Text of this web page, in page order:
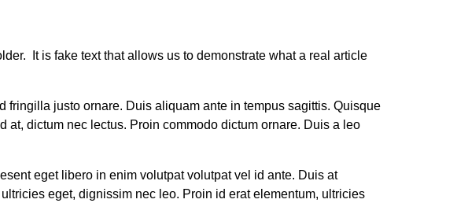
It is fake text that allows us to demonstrate what a real article
fringilla justo ornare. Duis aliquam ante in tempus sagittis. Quisque
dictum nec lectus. Proin commodo dictum ornare. Duis a leo
eget libero in enim volutpat volutpat vel id ante. Duis at
eget, dignissim nec leo. Proin id erat elementum, ultricies